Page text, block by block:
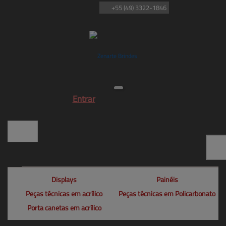
Entrar
+55 (49) 3322-1846
Displays
Painéis
Peças técnicas em acrílico
Peças técnicas em Policarbonato
Porta canetas em acrílico